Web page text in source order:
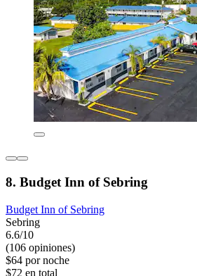
8. Budget Inn of Sebring
Budget Inn of Sebring
Sebring
6.6/10
(106 opiniones)
$64 por noche
$72 en total